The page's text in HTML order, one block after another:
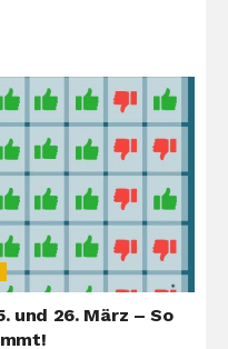
und 26. März – So